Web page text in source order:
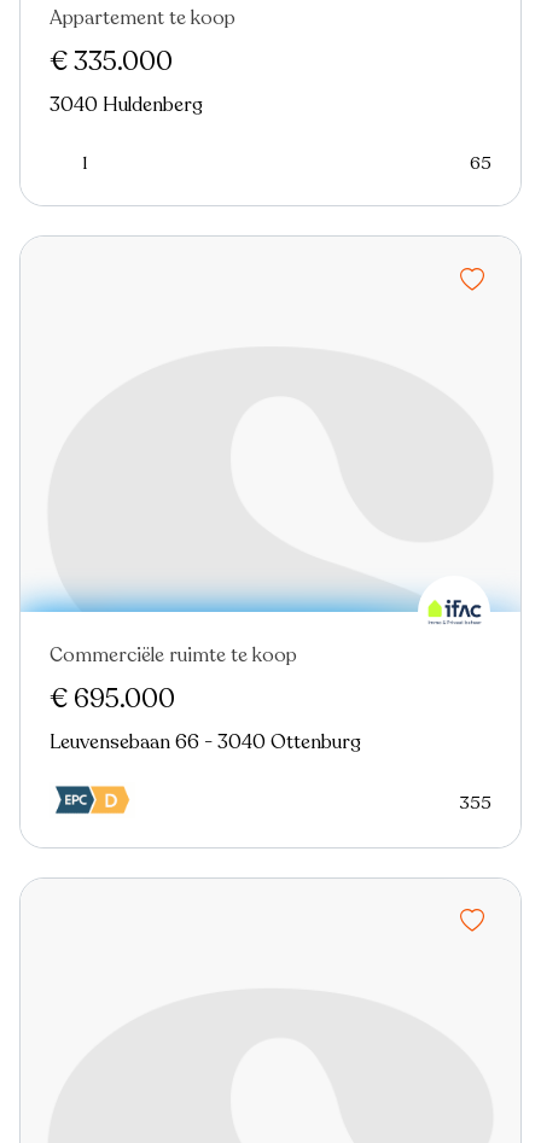
In optie
Appartement te koop
€ 335.000
3040 Huldenberg
1 65
Commerciële ruimte te koop
€ 695.000
Leuvensebaan 66 - 3040 Ottenburg
355